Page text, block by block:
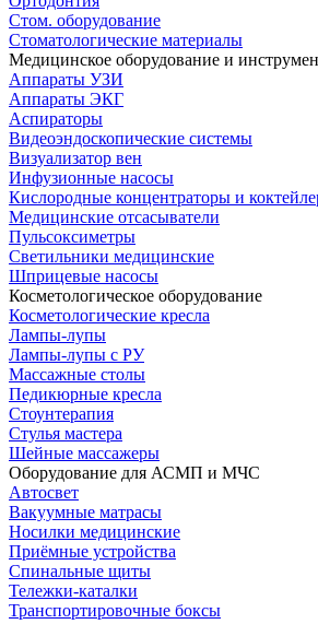
Стом. оборудование
Стоматологические материалы
Медицинское оборудование и
Аппараты УЗИ
Аппараты ЭКГ
Аспираторы
Видеоэндоскопические системы
Визуализатор вен
Инфузионные насосы
Кислородные концентраторы и
Медицинские отсасыватели
Пульсоксиметры
Светильники медицинские
Шприцевые насосы
Косметологическое оборудование
Косметологические кресла
Лампы-лупы
Лампы-лупы с РУ
Массажные столы
Педикюрные кресла
Стоунтерапия
Стулья мастера
Шейные массажеры
Оборудование для АСМП и МЧС
Автосвет
Вакуумные матрасы
Носилки медицинские
Приёмные устройства
Спинальные щиты
Тележки-каталки
Транспортировочные боксы